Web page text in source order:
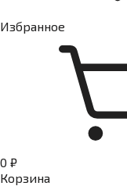
Избранное
0 ₽
Корзина